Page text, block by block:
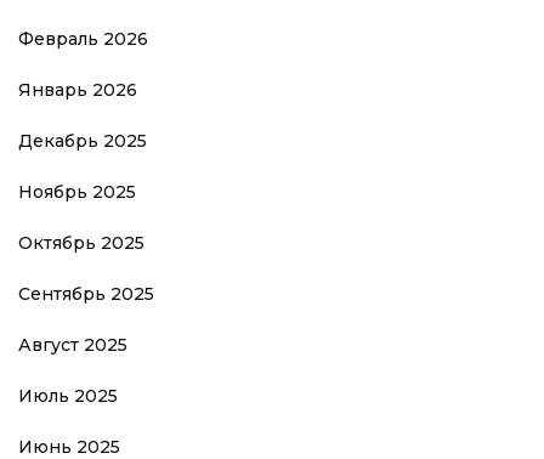
Февраль 2026
Январь 2026
Декабрь 2025
Ноябрь 2025
Октябрь 2025
Сентябрь 2025
Август 2025
Июль 2025
Июнь 2025